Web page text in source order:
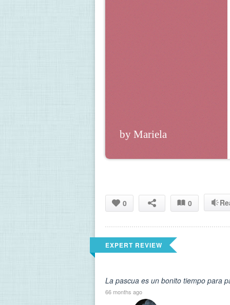
by Mariela
0 0
EXPERT REVIEW
La pascua es un bonito tiempo para
66 months ago